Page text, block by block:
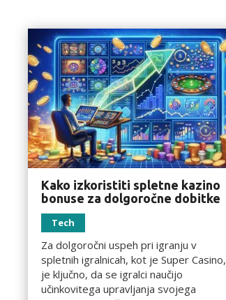
Kako izkoristiti spletne kazino
bonuse za dolgoročne dobitke
Tech
Za dolgoročni uspeh pri igranju v
spletnih igralnicah, kot je Super Casino,
je ključno, da se igralci naučijo
učinkovitega upravljanja svojega